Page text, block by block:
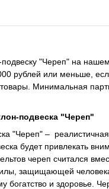
подвеску "Череп" на
рублей или меньше,
Минимальная
подвеска "Череп"
"Череп" –
будет привлекать
череп считался
защищающей
богатство и здоровье.